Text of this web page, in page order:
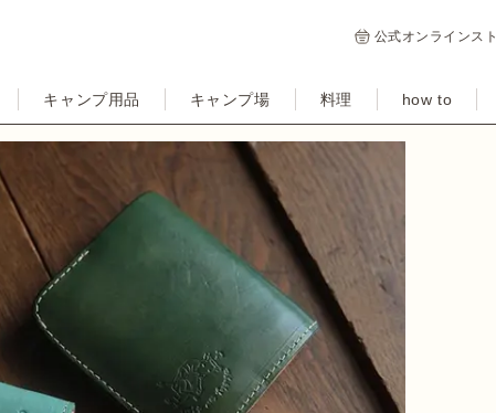
公式オンラインス
キャンプ用品 キャンプ場 料理 how to